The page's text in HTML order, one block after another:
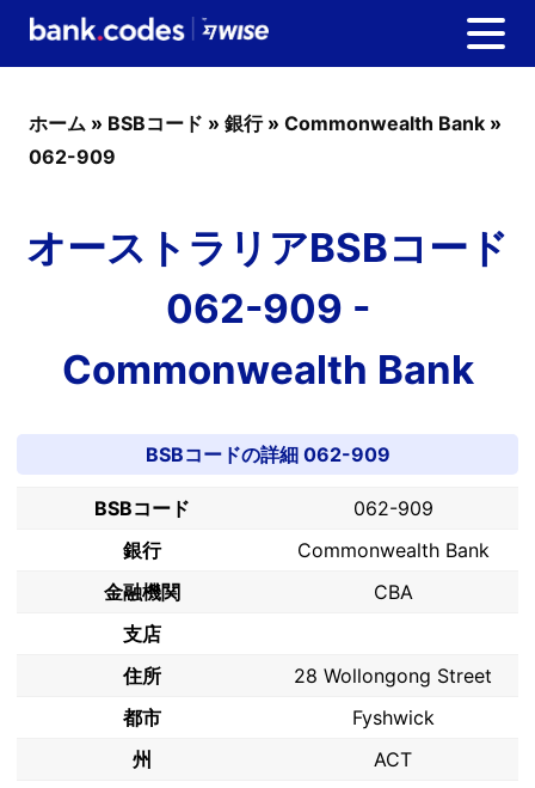
ホーム » BSBコード » 銀行» Commonwealth Bank »
062-909
オーストラリアBSBコード
062-909 -
Commonwealth Bank
BSBコードの詳細 062-909
BSBコード
062-909
銀行
Commonwealth Bank
金融機関
CBA
支店
住所
28 Wollongong Street
都市
Fyshwick
州
ACT